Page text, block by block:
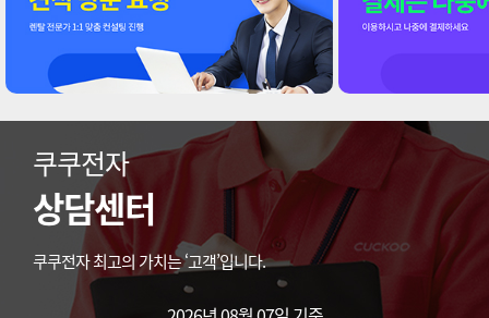
쿠쿠전자
상담센터
쿠쿠전자 최고의 가치는 ‘고객’입니다.